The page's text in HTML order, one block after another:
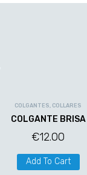
COLGANTES, COLLARES
COLGANTE BRISA
€12.00
Add To Cart